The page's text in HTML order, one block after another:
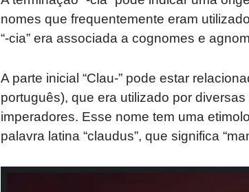
nomes que frequentemente eram
“-cia” era associada a cognomes e
A parte inicial “Clau-” pode estar
português), que era utilizado por
imperadores. Esse nome tem uma
palavra latina “claudus”, que significa